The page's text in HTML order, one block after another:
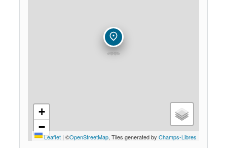
+
−
Leaflet | ©OpenStreetMap, Tiles generated by Champs-Libres